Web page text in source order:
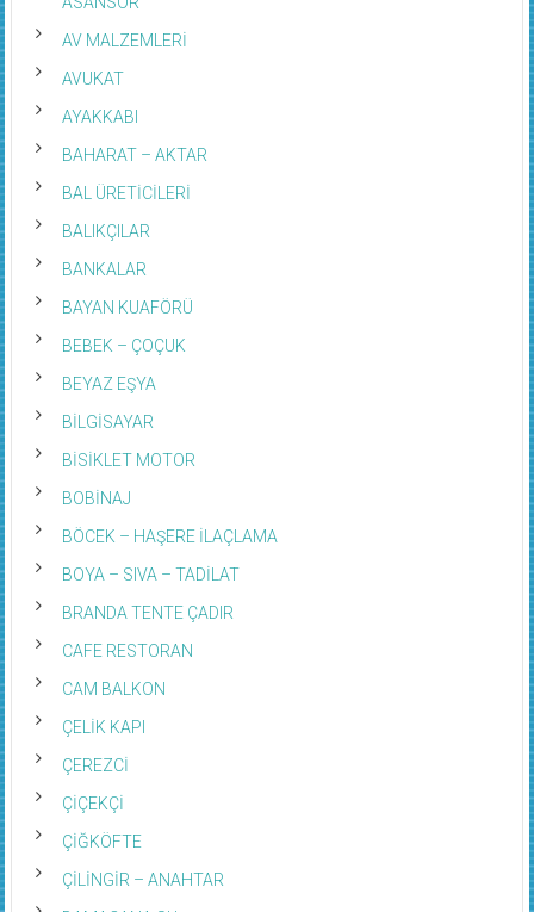
ASANSÖR
AV MALZEMLERİ
AVUKAT
AYAKKABI
BAHARAT – AKTAR
BAL ÜRETİCİLERİ
BALIKÇILAR
BANKALAR
BAYAN KUAFÖRÜ
BEBEK – ÇOÇUK
BEYAZ EŞYA
BİLGİSAYAR
BİSİKLET MOTOR
BOBİNAJ
BÖCEK – HAŞERE İLAÇLAMA
BOYA – SIVA – TADİLAT
BRANDA TENTE ÇADIR
CAFE RESTORAN
CAM BALKON
ÇELİK KAPI
ÇEREZCİ
ÇİÇEKÇİ
ÇİĞKÖFTE
ÇİLİNGİR – ANAHTAR